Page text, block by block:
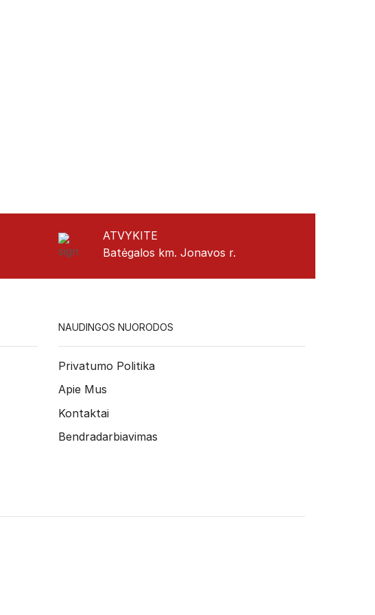
ATVYKITE
Batėgalos km. Jonavos r.
NAUDINGOS NUORODOS
Privatumo Politika
Apie Mus
Kontaktai
Bendradarbiavimas